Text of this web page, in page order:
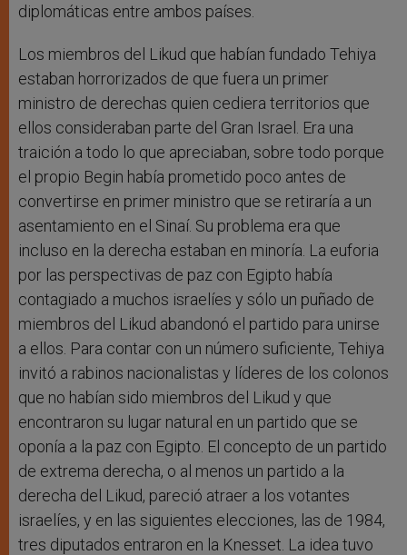
diplomáticas entre ambos países.
Los miembros del Likud que habían fundado Tehiya
estaban horrorizados de que fuera un primer
ministro de derechas quien cediera territorios que
ellos consideraban parte del Gran Israel. Era una
traición a todo lo que apreciaban, sobre todo porque
el propio Begin había prometido poco antes de
convertirse en primer ministro que se retiraría a un
asentamiento en el Sinaí. Su problema era que
incluso en la derecha estaban en minoría. La euforia
por las perspectivas de paz con Egipto había
contagiado a muchos israelíes y sólo un puñado de
miembros del Likud abandonó el partido para unirse
a ellos. Para contar con un número suficiente, Tehiya
invitó a rabinos nacionalistas y líderes de los colonos
que no habían sido miembros del Likud y que
encontraron su lugar natural en un partido que se
oponía a la paz con Egipto. El concepto de un partido
de extrema derecha, o al menos un partido a la
derecha del Likud, pareció atraer a los votantes
israelíes, y en las siguientes elecciones, las de 1984,
tres diputados entraron en la Knesset. La idea tuvo